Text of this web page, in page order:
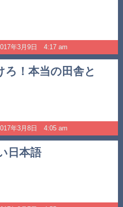
年3月9日 4:17 am
ろ！本当の田舎と
年3月8日 4:05 am
日本語